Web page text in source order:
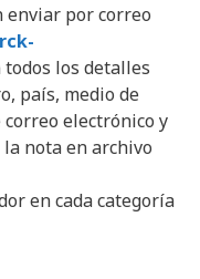
enviar por correo
los detalles
país, medio de
electrónico y
nota en archivo
en cada categoría